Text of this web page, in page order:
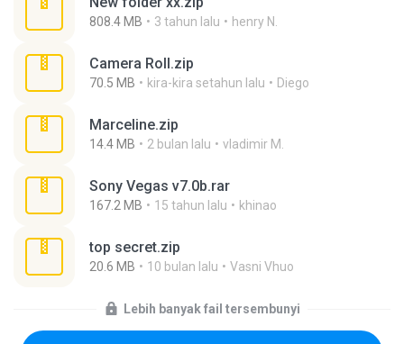
808.4 MB 3 tahun lalu henry N.
Camera Roll.zip
70.5 MB kira-kira setahun lalu Diego
Marceline.zip
14.4 MB 2 bulan lalu vladimir M.
Sony Vegas v7.0b.rar
167.2 MB 15 tahun lalu khinao
top secret.zip
20.6 MB 10 bulan lalu Vasni Vhuo
Lebih banyak fail tersembunyi